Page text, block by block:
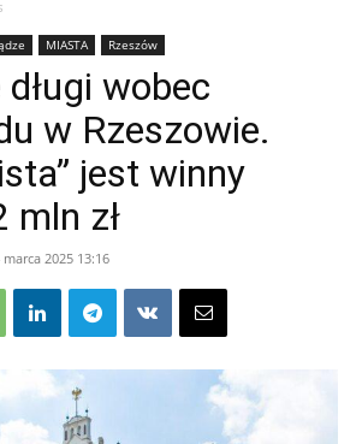
MIASTA Rzeszów
wobec
w Rzeszowie.
jest winny
mln zł
marca 2025 13:16